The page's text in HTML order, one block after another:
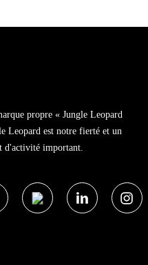
propre « Jungle Leopard
Leopard est notre fierté et un
d'activité important.